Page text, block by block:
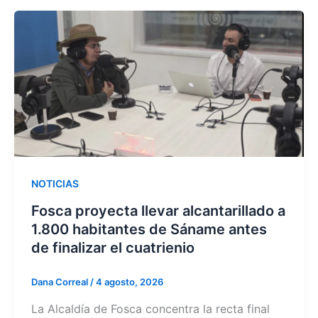
NOTICIAS
Fosca proyecta llevar alcantarillado a
1.800 habitantes de Sáname antes
de finalizar el cuatrienio
Dana Correal /4 agosto, 2026
La Alcaldía de Fosca concentra la recta final